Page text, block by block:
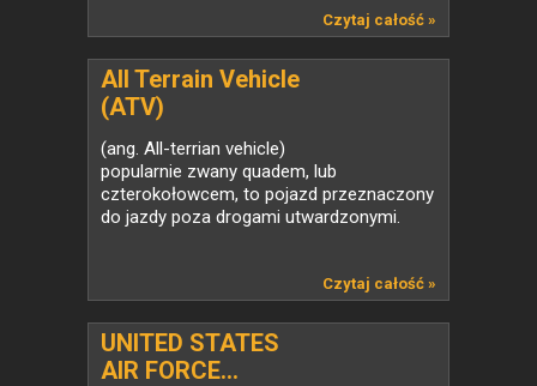
Czytaj całość »
All Terrain Vehicle
(ATV)
(ang. All-terrian vehicle)
popularnie zwany quadem, lub
czterokołowcem, to pojazd przeznaczony
do jazdy poza drogami utwardzonymi.
Czytaj całość »
UNITED STATES
AIR FORCE...